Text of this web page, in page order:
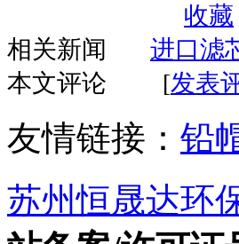
收藏
相关新闻
进口滤
本文评论 [发表
友情链接： 铅
苏州恒晟达环